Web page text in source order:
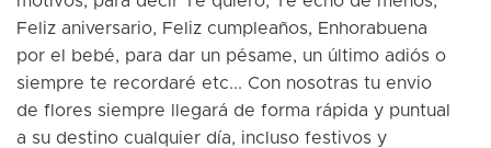
Feliz aniversario, Feliz cumpleaños, Enhorabuena
por el bebé, para dar un pésame, un último adiós o
siempre te recordaré etc... Con nosotras tu envio
de flores siempre llegará de forma rápida y puntual
a su destino cualquier día, incluso festivos y